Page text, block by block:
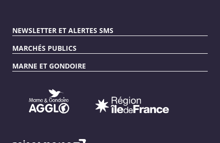
NEWSLETTER ET ALERTES SMS
MARCHÉS PUBLICS
MARNE ET GONDOIRE